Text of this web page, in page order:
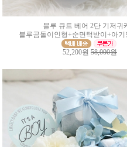
블루 큐트 베어 2단 기저귀
블루곰돌이인형+순면턱받이+아
52,200원 58,000원